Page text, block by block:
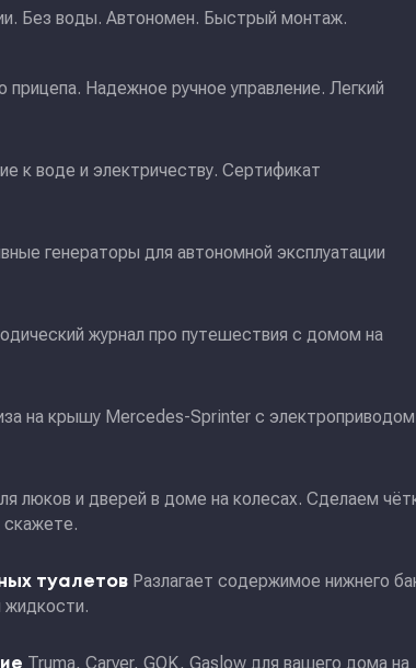
Без воды. Автономен. Быстрый монтаж.
прицепа. Надежное ручное управление. Легкий
к воде и электричеству. Сертификат
генераторы для автономной эксплуатации
журнал про путешествия с домом на
на крышу Mercedes-Sprinter с электроприводом
люков и дверей в доме на колесах. Сделаем
туалетов Разлагает содержимое нижнего
жидкости.
Truma, Carver, GOK, Gaslow для вашего дома на